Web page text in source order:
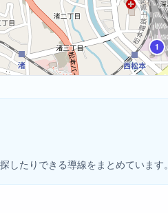
1
したりできる導線をまとめています。